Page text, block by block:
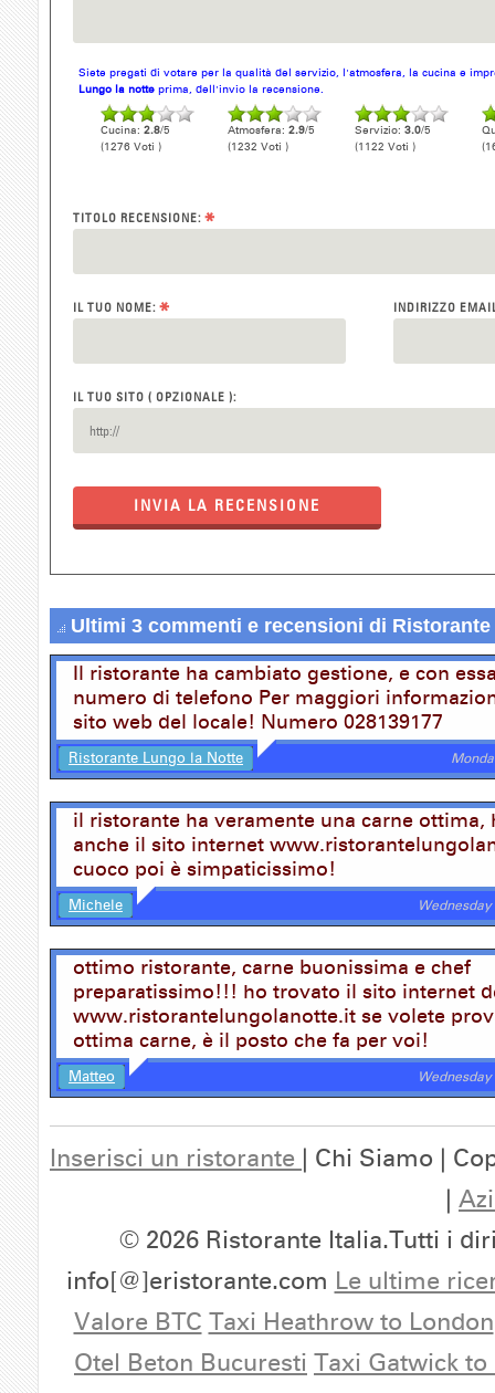
Siete pregati di votare per la qualità del servizio, l'atmosfera, la cucina e
Lungo la notte prima, dell'invio la recensione.
Cucina: 2.8/5
(1276 Voti )
Atmosfera: 2.9/5
(1232 Voti )
Servizio: 3.0/5
(1122 Voti )
TITOLO RECENSIONE: *
IL TUO NOME: * INDIRIZZO
IL TUO SITO ( OPZIONALE ):
INVIA LA RECENSIONE
Ultimi 3 commenti e recensioni di
Il ristorante ha cambiato gestione, e con
numero di telefono Per maggiori
sito web del locale! Numero 028139177
Ristorante Lungo la Notte
il ristorante ha veramente una carne ottima,
anche il sito internet
cuoco poi è simpaticissimo!
Michele
ottimo ristorante, carne buonissima e chef
preparatissimo!!! ho trovato il sito internet
www.ristorantelungolanotte.it se volete
ottima carne, è il posto che fa per voi!
Matteo
Inserisci un ristorante | Chi Siamo |
|
© 2026 Ristorante Italia.Tutti i
info[@]eristorante.com Le ultime
Valore BTC Taxi Heathrow to London
Otel Beton Bucuresti Taxi Gatwick to